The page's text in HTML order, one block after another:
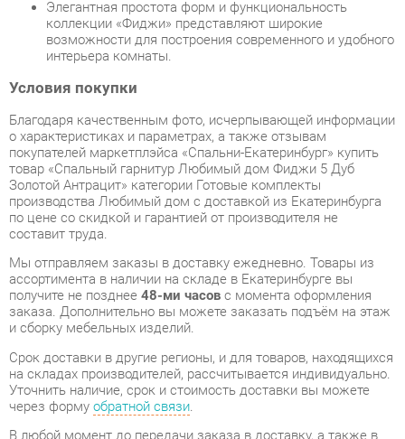
Условия покупки
Благодаря качественным фото, исчерпывающей информации
о характеристиках и параметрах, а также отзывам
покупателей маркетплэйса «Спальни-Екатеринбург» купить
товар «Спальный гарнитур Любимый дом Фиджи 5 Дуб
Золотой Антрацит» категории Готовые комплекты
производства Любимый дом с доставкой из Екатеринбурга
по цене со скидкой и гарантией от производителя не
составит труда.
Мы отправляем заказы в доставку ежедневно. Товары из
ассортимента в наличии на складе в Екатеринбурге вы
получите не позднее48-ми часовс момента оформления
заказа. Дополнительно вы можете заказать подъём на этаж
Срок доставки в другие регионы, и для товаров, находящихся
на складах производителей, рассчитывается индивидуально.
Уточнить наличие, срок и стоимость доставки вы можете
через формуобратной связи.
В любой момент до передачи заказа в доставку, а также в
течение 7-ми дней после получения заказа вы можете
изменить выборили принять решение об отказе от покупки.
Несмотря на качественную упаковку, готовые комплекты
могут быть повреждены при транспортировке. Если Вы